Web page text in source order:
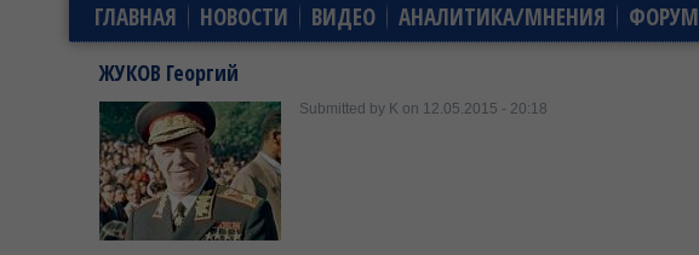
ГЛАВНАЯ НОВОСТИ ВИДЕО АНАЛИТИКА/МНЕНИЯ ФОРУМ
ЖУКОВ Георгий
Submitted by K on 12.05.2015 - 20:18